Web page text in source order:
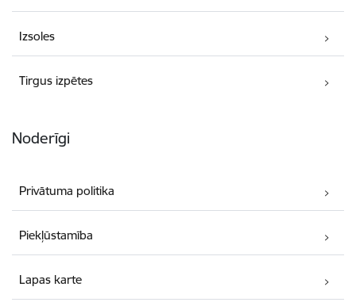
Izsoles
Tirgus izpētes
Noderīgi
Privātuma politika
Piekļūstamība
Lapas karte